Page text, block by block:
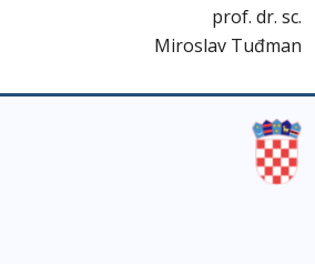
dr. sc.
Miroslav Tuđman
izbornik